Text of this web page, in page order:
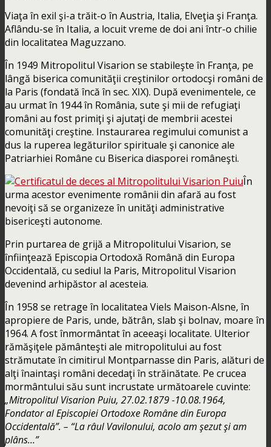
Viaţa în exil şi-a trăit-o în Austria, Italia, Elveţia şi Franţa.
Aflându-se în Italia, a locuit vreme de doi ani într-o chilie
din localitatea Maguzzano.
În 1949 Mitropolitul Visarion se stabileşte în Franţa, pe
lângă biserica comunităţii creştinilor ortodocşi români de
la Paris (fondată încă în sec. XIX). După evenimentele, ce
au urmat în 1944 în România, sute şi mii de refugiaţi
români au fost primiţi şi ajutaţi de membrii acestei
comunităţi creştine. Instaurarea regimului comunist a
dus la ruperea legăturilor spirituale şi canonice ale
Patriarhiei Române cu Biserica diasporei româneşti.
În
urma acestor evenimente românii din afară au fost
nevoiţi să se organizeze în unităţi administrative
bisericeşti autonome.
Prin purtarea de grijă a Mitropolitului Visarion, se
înfiinţează Episcopia Ortodoxă Română din Europa
Occidentală, cu sediul la Paris, Mitropolitul Visarion
devenind arhipăstor al acesteia.
În 1958 se retrage în localitatea Viels Maison-Alsne, în
apropiere de Paris, unde, bătrân, slab şi bolnav, moare în
1964. A fost înmormântat în aceeaşi localitate. Ulterior
rămăşiţele pământeşti ale mitropolitului au fost
strămutate în cimitirul Montparnasse din Paris, alături de
alţi înaintaşi români decedaţi în străinătate. Pe crucea
mormântului său sunt incrustate următoarele cuvinte:
„Mitropolitul Visarion Puiu, 27.02.1879 -10.08.1964,
Fondator al Episcopiei Ortodoxe Române din Europa
Occidentală”. – “La râul Vavilonului, acolo am şezut şi am
plâns…”